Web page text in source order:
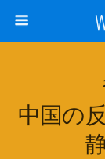
中国の